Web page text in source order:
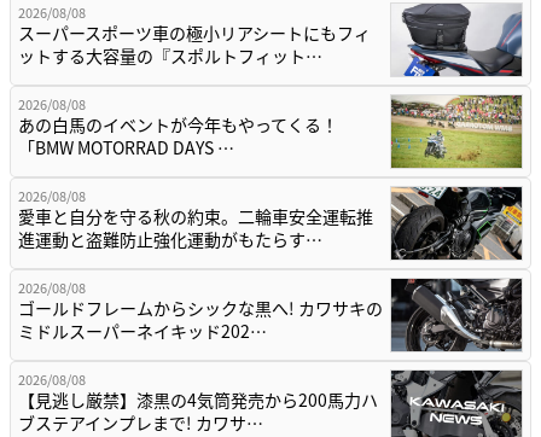
2026/08/08
スーパースポーツ車の極小リアシートにもフィ
ットする大容量の『スポルトフィット…
2026/08/08
あの白馬のイベントが今年もやってくる！
「BMW MOTORRAD DAYS …
2026/08/08
愛車と自分を守る秋の約束。二輪車安全運転推
進運動と盗難防止強化運動がもたらす…
2026/08/08
ゴールドフレームからシックな黒へ! カワサキの
ミドルスーパーネイキッド202…
2026/08/08
【見逃し厳禁】漆黒の4気筒発売から200馬力ハ
ブステアインプレまで! カワサ…